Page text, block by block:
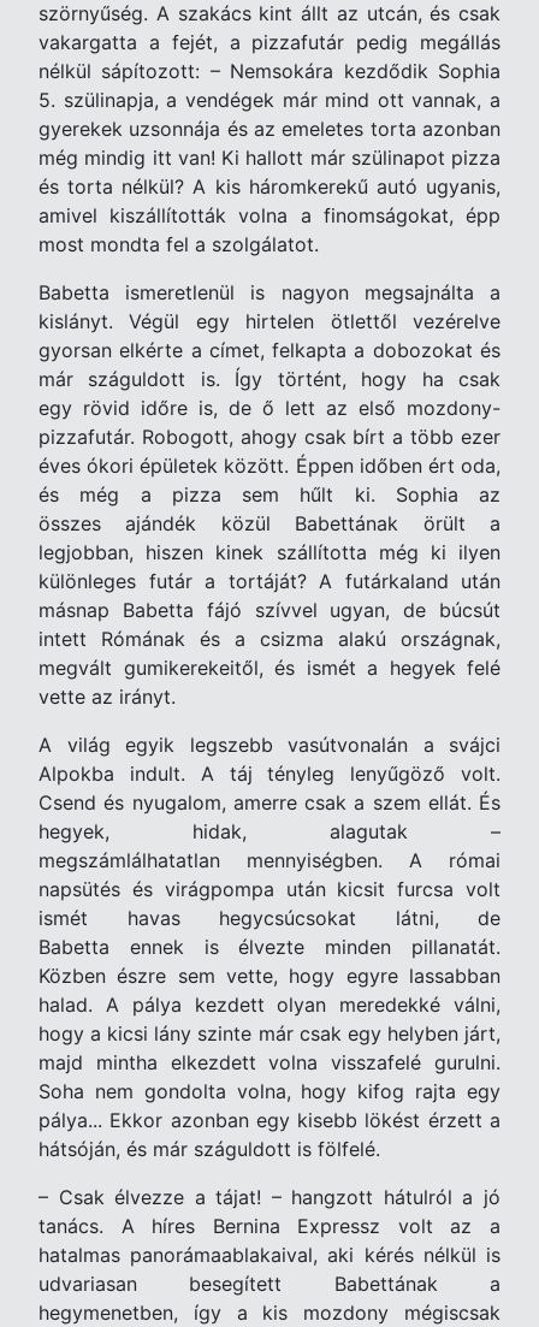
szörnyűség. A szakács kint állt az utcán, és csak
vakargatta a fejét, a pizzafutár pedig megállás
nélkül sápítozott: – Nemsokára kezdődik Sophia
5. szülinapja, a vendégek már mind ott vannak, a
gyerekek uzsonnája és az emeletes torta azonban
még mindig itt van! Ki hallott már szülinapot pizza
és torta nélkül? A kis háromkerekű autó ugyanis,
amivel kiszállították volna a finomságokat, épp
most mondta fel a szolgálatot.
Babetta ismeretlenül is nagyon megsajnálta a
kislányt. Végül egy hirtelen ötlettől vezérelve
gyorsan elkérte a címet, felkapta a dobozokat és
már száguldott is. Így történt, hogy ha csak
egy rövid időre is, de ő lett az első mozdony-
pizzafutár. Robogott, ahogy csak bírt a több ezer
éves ókori épületek között. Éppen időben ért oda,
és még a pizza sem hűlt ki. Sophia az
összes ajándék közül Babettának örült a
legjobban, hiszen kinek szállította még ki ilyen
különleges futár a tortáját? A futárkaland után
másnap Babetta fájó szívvel ugyan, de búcsút
intett Rómának és a csizma alakú országnak,
megvált gumikerekeitől, és ismét a hegyek felé
vette az irányt.
A világ egyik legszebb vasútvonalán a svájci
Alpokba indult. A táj tényleg lenyűgöző volt.
Csend és nyugalom, amerre csak a szem ellát. És
hegyek, hidak, alagutak –
megszámlálhatatlan mennyiségben. A római
napsütés és virágpompa után kicsit furcsa volt
ismét havas hegycsúcsokat látni, de
Babetta ennek is élvezte minden pillanatát.
Közben észre sem vette, hogy egyre lassabban
halad. A pálya kezdett olyan meredekké válni,
hogy a kicsi lány szinte már csak egy helyben járt,
majd mintha elkezdett volna visszafelé gurulni.
Soha nem gondolta volna, hogy kifog rajta egy
pálya... Ekkor azonban egy kisebb lökést érzett a
hátsóján, és már száguldott is fölfelé.
– Csak élvezze a tájat! – hangzott hátulról a jó
tanács. A híres Bernina Expressz volt az a
hatalmas panorámaablakaival, aki kérés nélkül is
udvariasan besegített Babettának a
hegymenetben, így a kis mozdony mégiscsak